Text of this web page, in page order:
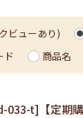
ビューあり)
ド 商品名
033-t]【定期